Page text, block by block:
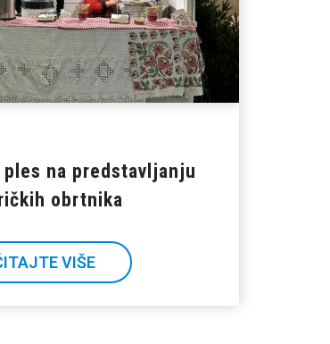
ples na predstavljanju
obrtnika
VIŠE